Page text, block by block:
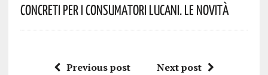
Concreti Per I Consumatori Lucani. Le Novità
Previous post Next post